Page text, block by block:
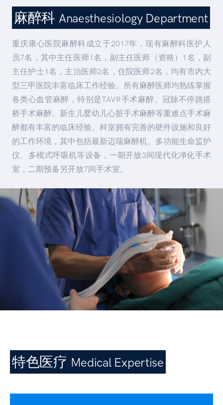
麻醉科 Anaesthesiology Department
重庆康心医院麻醉科成立于2017年，现有麻醉科医护人
员7名，其中主任医师1名，副主任医师（资格）1名，副
主任护士1名，主治医师2名，住院医师2名，均有市内大
型三甲医院丰富临床工作经验。所有麻醉医师均熟练掌握
各类心血管麻醉，特别是TAVR手术麻醉、冠脉不停跳搭
桥手术麻醉、新生儿婴幼儿心脏手术麻醉等重难点手术麻
醉都有丰富的临床经验。科室拥有完善的硬件设施和良好
的工作环境，其中包括最新迈瑞麻醉机、多功能生命监护
仪、多模式呼吸机等设备，一期开放3间现代化净化手术
室，二期预备另开放7间手术室。
特色医疗 Medical Expertise